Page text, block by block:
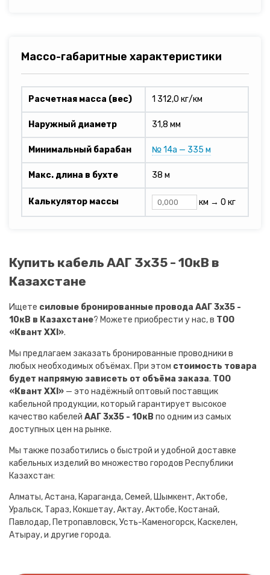
Массо-габаритные характеристики
Расчетная масса (вес) 1 312,0 кг/км
Наружный диаметр 31,8 мм
Минимальный барабан № 14а — 335 м
Макс. длина в бухте 38 м
Калькулятор массы км → 0 кг
Купить кабель ААГ 3х35 - 10кВ в
Казахстане
Ищете силовые бронированные провода ААГ 3х35 -
10кВ в Казахстане? Можете приобрести у нас, в ТОО
«Квант XXI».
Мы предлагаем заказать бронированные проводники в
любых необходимых объёмах. При этом стоимость товара
будет напрямую зависеть от объёма заказа. ТОО
«Квант XXI» — это надёжный оптовый поставщик
кабельной продукции, который гарантирует высокое
качество кабелей ААГ 3х35 - 10кВ по одним из самых
доступных цен на рынке.
Мы также позаботились о быстрой и удобной доставке
кабельных изделий во множество городов Республики
Казахстан:
Алматы, Астана, Караганда, Семей, Шымкент, Актобе,
Уральск, Тараз, Кокшетау, Актау, Актобе, Костанай,
Павлодар, Петропавловск, Усть-Каменогорск, Каскелен,
Атырау, и другие города.